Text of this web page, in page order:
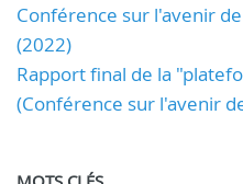
Conférence sur l'avenir
(2022)
Rapport final de la
(Conférence sur l'avenir